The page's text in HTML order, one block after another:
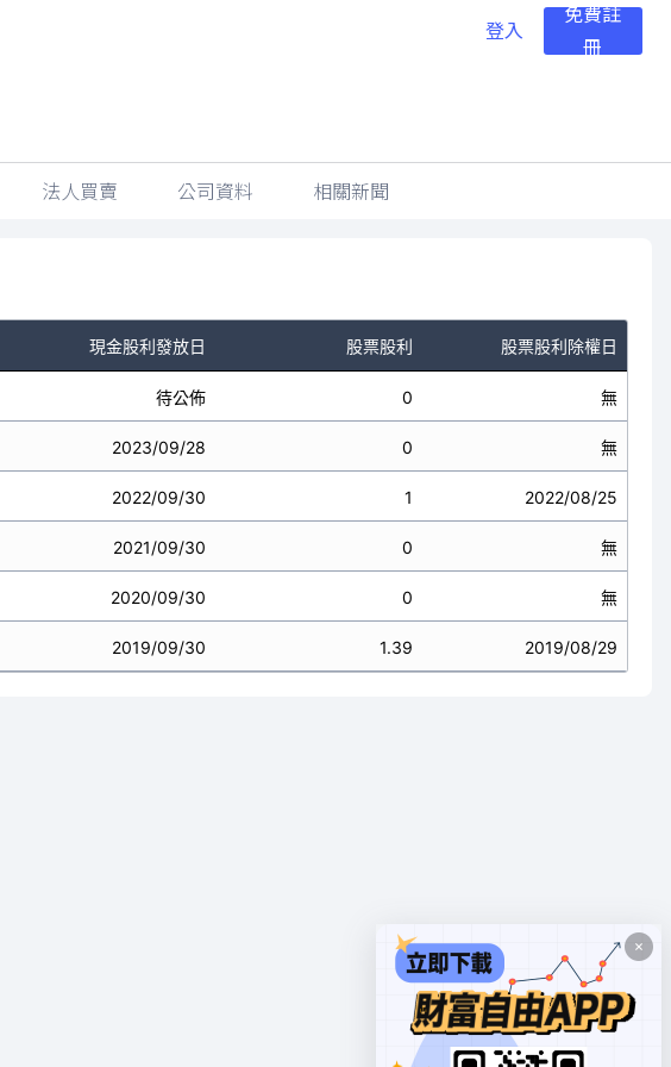
登入
免費註
冊
法人買賣 公司資料 相關新聞
現金股利發放日 股票股利 股票股利除權日
待公佈 0 無
2023/09/28 0 無
2022/09/30 1 2022/08/25
2021/09/30 0 無
2020/09/30 0 無
2019/09/30 1.39 2019/08/29